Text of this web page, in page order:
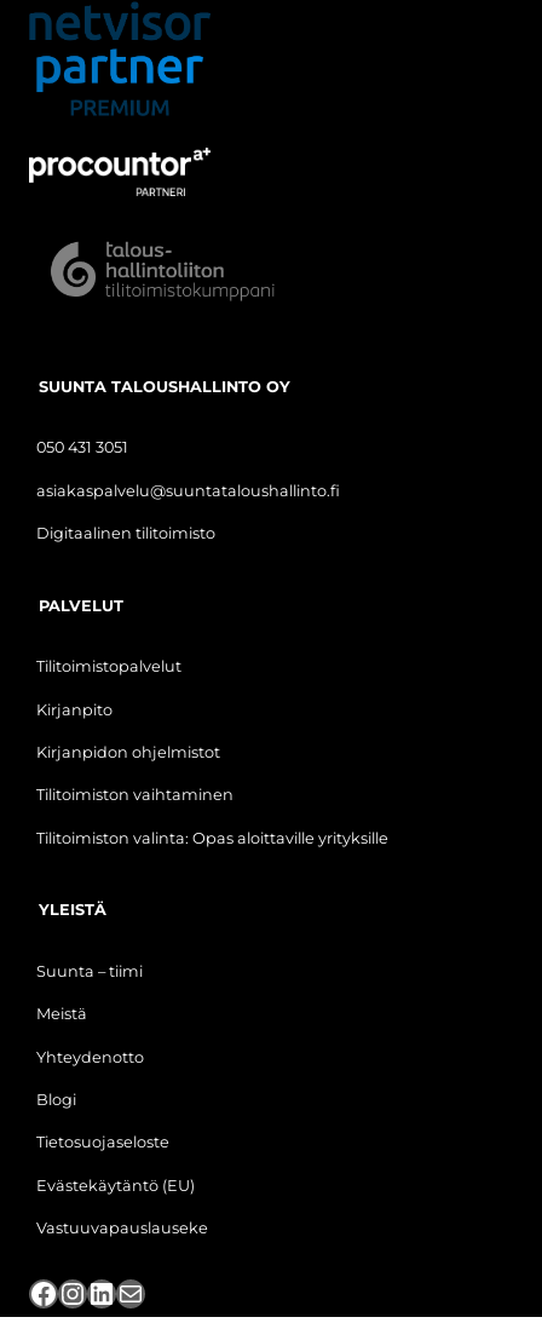
SUUNTA TALOUSHALLINTO OY
050 431 3051
asiakaspalvelu@suuntataloushallinto.fi
Digitaalinen tilitoimisto
PALVELUT
Tilitoimistopalvelut
Kirjanpito
Kirjanpidon ohjelmistot
Tilitoimiston vaihtaminen
Tilitoimiston valinta: Opas aloittaville yrityksille
YLEISTÄ
Suunta – tiimi
Meistä
Yhteydenotto
Blogi
Tietosuojaseloste
Evästekäytäntö (EU)
Vastuuvapauslauseke
Facebook
Instagram
LinkedIn
Sähköposti